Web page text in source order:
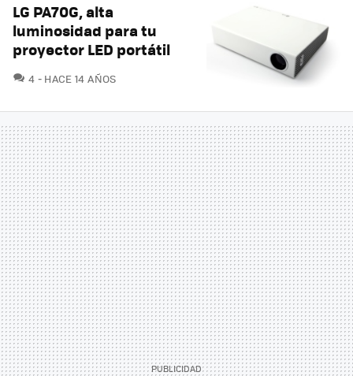
LG PA70G, alta
luminosidad para tu
proyector LED portátil
4 COMENTARIOS
HACE 14 AÑOS